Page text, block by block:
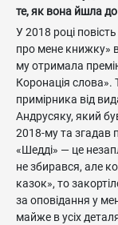
те, як вона йшла
У 2018 році
про мене книжку»
му отримала
Коронація слова».
примірника від
Андрусяку, який
2018-му та згадав
«Шедді» — це
не збирався, але
казок», то
за оповідання у
майже в усіх